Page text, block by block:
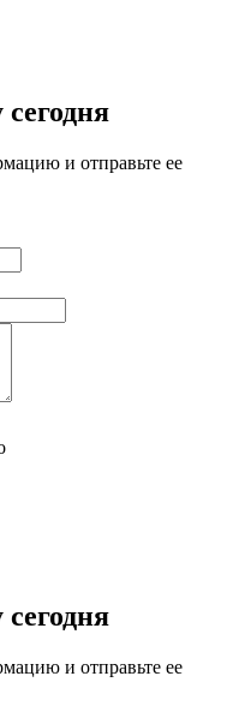
и отправьте ее
и отправьте ее